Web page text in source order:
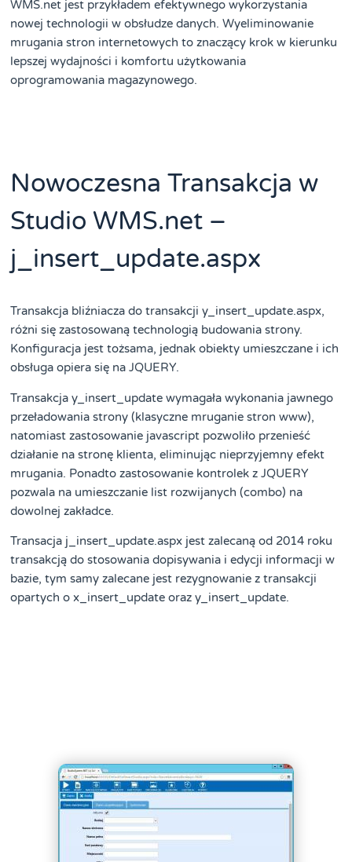
WMS.net jest przykładem efektywnego wykorzystania
nowej technologii w obsłudze danych. Wyeliminowanie
mrugania stron internetowych to znaczący krok w kierunku
lepszej wydajności i komfortu użytkowania
oprogramowania magazynowego.
Nowoczesna Transakcja w
Studio WMS.net –
j_insert_update.aspx
Transakcja bliźniacza do transakcji y_insert_update.aspx,
różni się zastosowaną technologią budowania strony.
Konfiguracja jest tożsama, jednak obiekty umieszczane i ich
obsługa opiera się na JQUERY.
Transakcja y_insert_update wymagała wykonania jawnego
przeładowania strony (klasyczne mruganie stron www),
natomiast zastosowanie javascript pozwoliło przenieść
działanie na stronę klienta, eliminując nieprzyjemny efekt
mrugania. Ponadto zastosowanie kontrolek z JQUERY
pozwala na umieszczanie list rozwijanych (combo) na
dowolnej zakładce.
Transacja j_insert_update.aspx jest zalecaną od 2014 roku
transakcją do stosowania dopisywania i edycji informacji w
bazie, tym samy zalecane jest rezygnowanie z transakcji
opartych o x_insert_update oraz y_insert_update.